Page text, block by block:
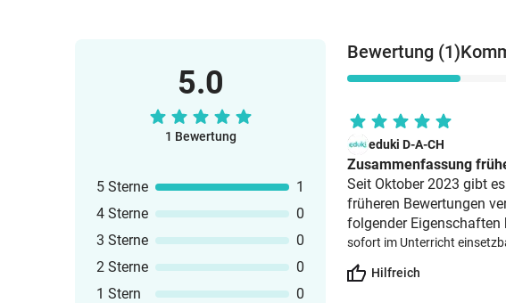
5.0
1 Bewertung
5 Sterne
1
4 Sterne
0
3 Sterne
0
2 Sterne
0
1 Stern
0
Bewertung (1)
eduki D-A-CH
Zusammenfassung
Seit Oktober 2023 gibt
früheren Bewertungen
folgender Eigenschaften
sofort im Unterricht
Hilfreich